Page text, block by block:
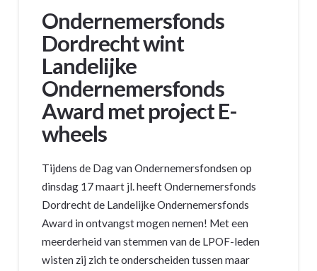
Ondernemersfonds
Dordrecht wint
Landelijke
Ondernemersfonds
Award met project E-
wheels
Tijdens de Dag van Ondernemersfondsen op
dinsdag 17 maart jl. heeft Ondernemersfonds
Dordrecht de Landelijke Ondernemersfonds
Award in ontvangst mogen nemen! Met een
meerderheid van stemmen van de LPOF-leden
wisten zij zich te onderscheiden tussen maar